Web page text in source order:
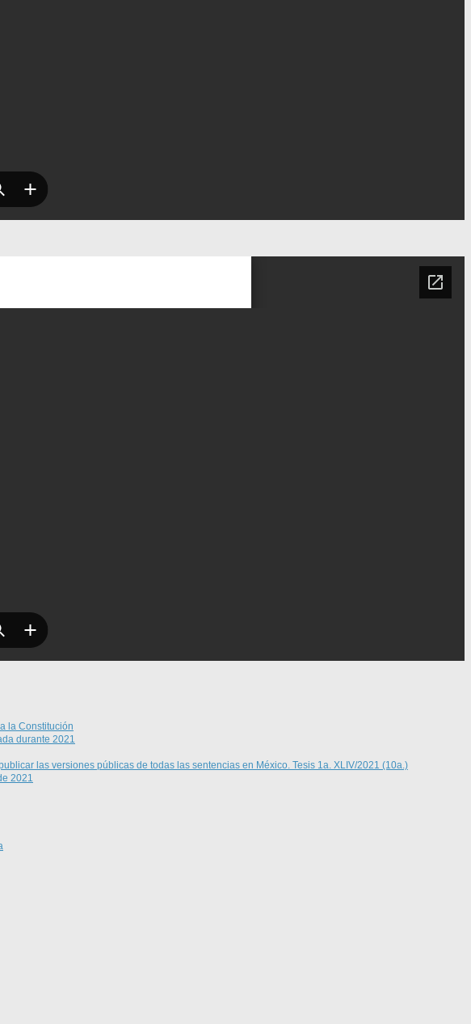
la Constitución
durante 2021
las versiones públicas de todas las sentencias en México. Tesis 1a. XLIV/2021 (10a.)
2021